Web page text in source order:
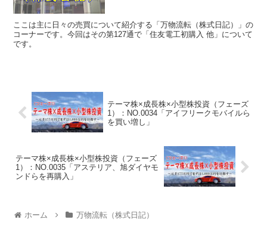
ここは主に日々の売買について紹介する「万物流転（株式日記）」の
コーナーです。今回はその第127通で「住友電工初購入 他」について
です。
テーマ株×成長株×小型株投資（フェーズ
1）：NO.0034「アイフリークモバイルら
を買い増し」
テーマ株×成長株×小型株投資（フェーズ
1）：NO.0035「アステリア、旭ダイヤモ
ンドらを再購入」
ホーム 万物流転（株式日記）